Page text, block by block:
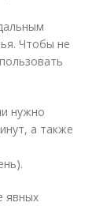
Чтобы не
нужно
а также
явных